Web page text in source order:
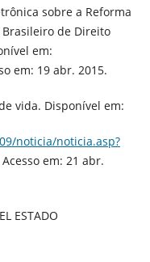
sobre a Reforma
Brasileiro de Direito
em:
em: 19 abr. 2015.
vida. Disponível em:
noticia/noticia.asp?
em: 21 abr.
ESTADO